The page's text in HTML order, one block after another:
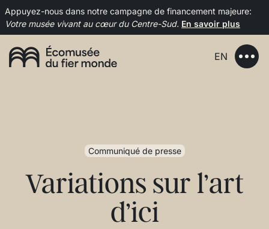
Appuyez-nous dans notre campagne de financement majeure:
Votre musée vivant au cœur du Centre-Sud. En savoir plus
EN
Communiqué de presse
Variations sur l’art
d’ici